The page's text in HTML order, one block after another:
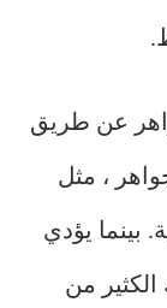
عن طريق
، مثل
بينما يؤدي
الكثير من